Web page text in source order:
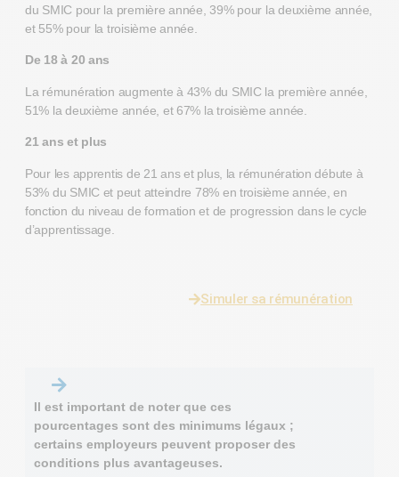
du SMIC pour la première année, 39% pour la deuxième année,
et 55% pour la troisième année.
De 18 à 20 ans
La rémunération augmente à 43% du SMIC la première année,
51% la deuxième année, et 67% la troisième année.
21 ans et plus
Pour les apprentis de 21 ans et plus, la rémunération débute à
53% du SMIC et peut atteindre 78% en troisième année, en
fonction du niveau de formation et de progression dans le cycle
d’apprentissage.
Simuler sa rémunération
Il est important de noter que ces
pourcentages sont des minimums légaux ;
certains employeurs peuvent proposer des
conditions plus avantageuses.